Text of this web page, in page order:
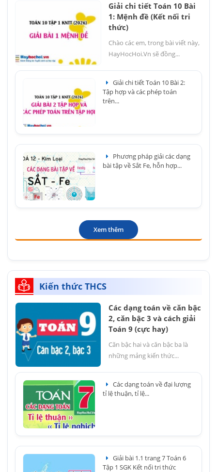
Giải chi tiết Toán 10 Bài
1: Mệnh đề (Kết nối tri
thức)
Chào các em, trong bài viết này,
HayHocHoi.Vn sẽ đồng...
Giải chi tiết Toán 10 Bài 2:
Tập hợp và các phép toán
trên...
Phương pháp giải các dạng
bài tập về Sắt Fe, hỗn hợp...
Xem thêm
Kiến thức THCS
Các dạng toán về căn bậc
2, căn bậc 3 và cách giải
Toán 9 (cực hay)
Căn bậc hai và căn bậc ba là
những mảng kiến thức...
Các dạng toán về đại lượng
tỉ lệ thuận, tỉ lệ...
Giải bài 1.1 trang 7 Toán 6
Tập 1 SGK Kết nối tri thức